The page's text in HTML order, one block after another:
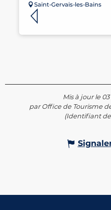
Saint-Gervais-les-Bains
Mis à jour le 03
par Office de Tourisme
(Identifiant